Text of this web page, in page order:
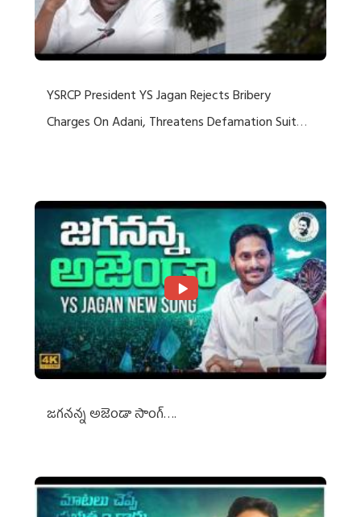
YSRCP President YS Jagan Rejects Bribery
Charges On Adani, Threatens Defamation Suit
జగనన్న అజెండా సాంగ్….